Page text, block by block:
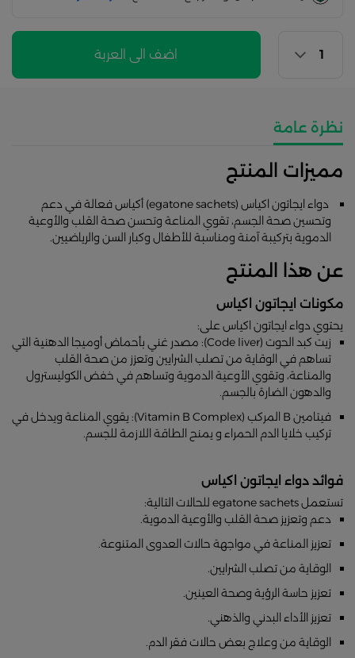
اضف الى العربة
نظرة عامة
مميزات المنتج
دواء ايجاتون اكياس (egatone sachets) أكياس فعالة في دعم
وتحسين صحة الجسم، تقوي المناعة وتحسن صحة القلب والأوعية
الدموية بتركيبة آمنة ومناسبة للأطفال وكبار السن والرياضيين.
عن هذا المنتج
مكونات ايجاتون اكياس
يحتوي دواء ايجاتون اكياس على:
زيت كبد الحوت (Code liver): مصدر غني بأحماض أوميجا الدهنية التي
تساهم في الوقاية من تصلب الشرايين وتعزز من صحة القلب
والمناعة، وتقوي الأوعية الدموية وتساهم في خفض الكوليسترول
والدهون الضارة بالجسم.
فيتامين B المركب (Vitamin B Complex): يقوي المناعة ويدخل في
تركيب خلايا الدم الحمراء و يمنح الطاقة اللازمة للجسم.
فوائد دواء ايجاتون اكياس
تستعمل egatone sachets للحالات التالية:
دعم وتعزيز صحة القلب والأوعية الدموية.
تعزيز المناعة في مواجهة حالات العدوى المتنوعة.
الوقاية من تصلب الشرايين.
تعزيز حاسة الرؤية وصحة العينين.
تعزيز الأداء البدني والذهني.
الوقاية من وعلاج بعض حالات فقر الدم.